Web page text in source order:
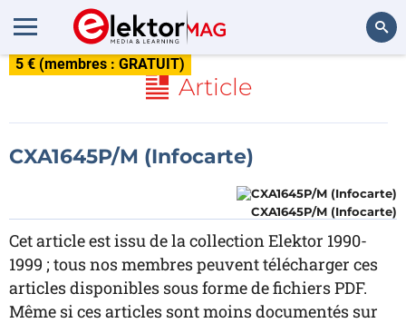
5 € (membres : GRATUIT)
Article
CXA1645P/M (Infocarte)
CXA1645P/M (Infocarte)
Cet article est issu de la collection Elektor 1990-
1999 ; tous nos membres peuvent télécharger ces
articles disponibles sous forme de fichiers PDF.
Même si ces articles sont moins documentés sur